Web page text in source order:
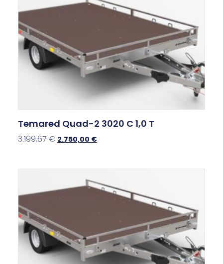
Temared Quad-2 3020 C 1,0 T
3.199,67€ 2.750,00 €